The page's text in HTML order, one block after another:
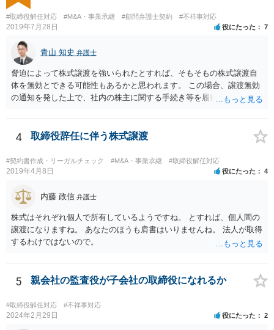
#取締役解任対応 #M&A・事業承継 #顧問弁護士契約 #不祥事対応
2019年7月28日 役にたった 7
青山 知史 弁護士
脅迫によって株式譲渡を強いられたとすれば、そもそもの株式譲渡自
体を無効とできる可能性もあるかと思われます。 この場合、譲渡無効
の通知を発した上で、社内の株主に関する手続き等を履行していく必
株主権確認訴訟等に発展する可能性はあるかと思われます。 いずれに
しても、譲渡時の状況やその裏付けとなる証拠の有無、また、当該会
社の定款等によって、採れる手段も変わってこようかと思われますの
で、早い段階で、 関連資料をお持ちの上、弁護士にご相談をされたほ
うが良いかと思慮いたします。
4 取締役辞任に伴う株式譲渡
#契約書作成・リーガルチェック #M&A・事業承継 #取締役解任対応
2019年4月8日 役にたった 4
内藤 政信 弁護士
株式はそれぞれ個人で所有しているようですね。 とすれば、個人間の
譲渡になりますね。 あなたのほうも肩書はいりませんね。 法人が取得
するわけではないので。
5 親会社の監査役が子会社の取締役になれるか
#取締役解任対応 #不祥事対応
2024年2月29日 役にたった 2